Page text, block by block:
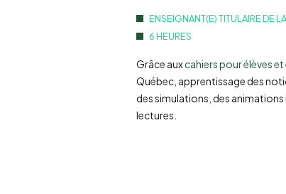
ENSEIGNANT(E) TITULAIRE DE
6 HEURES
Grâce auxcahiers pour élèves
Québec, apprentissage des
des simulations, des
lectures.